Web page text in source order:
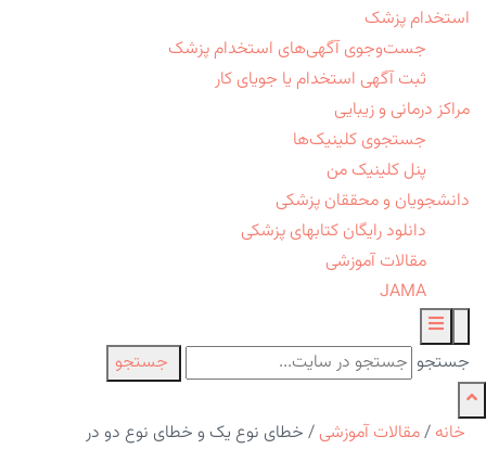
استخدام پزشک
جست‌وجوی آگهی‌های استخدام پزشک
ثبت آگهی استخدام یا جویای کار
مراکز درمانی و زیبایی
جستجوی کلینیک‌ها
پنل کلینیک من
دانشجویان و محققان پزشکی
دانلود رایگان کتابهای پزشکی
مقالات آموزشی
JAMA
جستجو جستجو
خانه /مقالات آموزشی / خطای نوع یک و خطای نوع دو در